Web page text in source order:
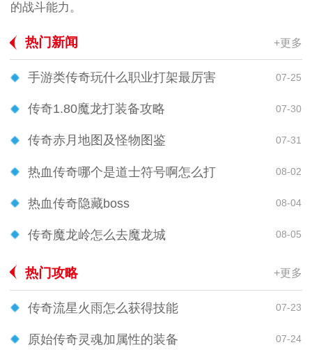
的战斗能力。
热门新闻 +更多
手游类传奇玩什么职业打架最厉害 07-25
传奇1.80魔龙打装备攻略 07-30
传奇赤月地图及怪物图鉴 07-31
热血传奇哪个是道士符号啊怎么打 08-02
热血传奇隐藏boss 08-04
传奇魔龙岭怎么去魔龙城 08-05
热门攻略 +更多
传奇流星火雨怎么获得技能 07-23
原始传奇灵魂加属性的装备 07-24